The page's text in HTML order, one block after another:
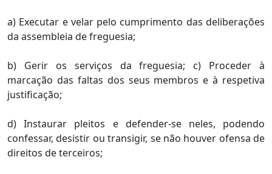
a) Executar e velar pelo cumprimento das deliberações
da assembleia de freguesia;
b) Gerir os serviços da freguesia; c) Proceder à
marcação das faltas dos seus membros e à respetiva
justificação;
d) Instaurar pleitos e defender-se neles, podendo
confessar, desistir ou transigir, se não houver ofensa de
direitos de terceiros;